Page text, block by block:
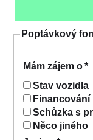
Poptávkový
Mám zájem o*
Stav vozidla
Financování
Schůzka s
Něco jiného